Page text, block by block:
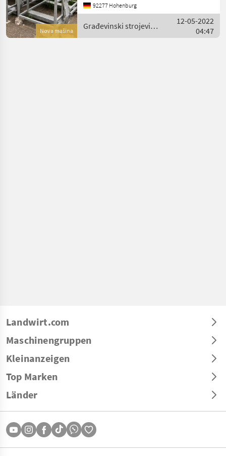
Nova mašina
92277 Hohenburg
Građevinski strojevi /
Fliegl
12-05-2022
04:47
Landwirt.com
Maschinengruppen
Kleinanzeigen
Top Marken
Länder